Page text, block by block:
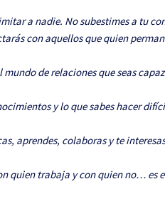
a nadie. No subestimes a tu
con aquellos que quien
de relaciones que seas
y lo que sabes hacer
aprendes, colaboras y te
quien trabaja y con quien no… es